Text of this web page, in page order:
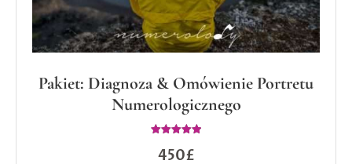
Pakiet: Diagnoza & Omówienie Portretu
Numerologicznego
5.00
na 5
450£